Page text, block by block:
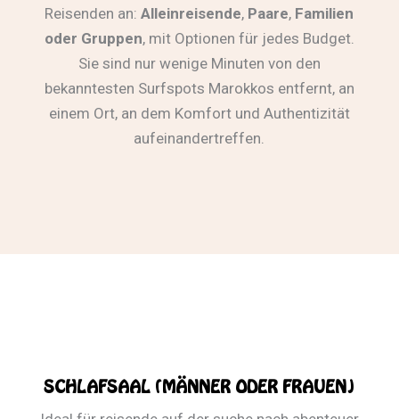
Reisenden an:Alleinreisende, Paare, Familien
oder Gruppen, mit Optionen für jedes Budget.
Sie sind nur wenige Minuten von den
bekanntesten Surfspots Marokkos entfernt, an
einem Ort, an dem Komfort und Authentizität
aufeinandertreffen.
SCHLAFSAAL (MÄNNER ODER FRAUEN)